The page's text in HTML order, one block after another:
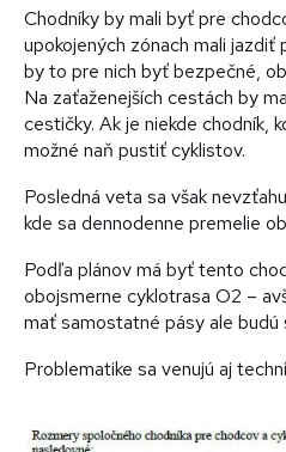
Chodníky by mali byť pre
upokojených zónach mali jazdiť
by to pre nich byť bezpečné,
Na zaťaženejších cestách by
cestičky. Ak je niekde chodník,
možné naň pustiť cyklistov.
Posledná veta sa však
kde sa dennodenne premelie
Podľa plánov má byť tento
obojsmerne cyklotrasa O2 –
mať samostatné pásy ale budú
Problematike sa venujú aj